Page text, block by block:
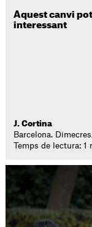
Aquest canvi
interessant
J. Cortina
Barcelona.
Temps de lectura: 1